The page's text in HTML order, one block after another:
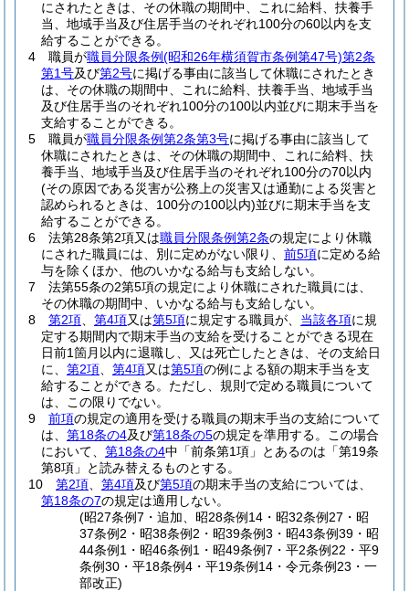
にされたときは、その休職の期間中、これに給料、扶養手
当、地域手当及び住居手当のそれぞれ100分の60以内を支
給することができる。
4
職員が職員分限条例(昭和26年横須賀市条例第47号)第2条
第1号及び第2号に掲げる事由に該当して休職にされたとき
は、その休職の期間中、これに給料、扶養手当、地域手当
及び住居手当のそれぞれ100分の100以内並びに期末手当を
支給することができる。
5
職員が職員分限条例第2条第3号に掲げる事由に該当して
休職にされたときは、その休職の期間中、これに給料、扶
養手当、地域手当及び住居手当のそれぞれ100分の70以内
(その原因である災害が公務上の災害又は通勤による災害と
認められるときは、100分の100以内)並びに期末手当を支
給することができる。
6
法第28条第2項又は職員分限条例第2条の規定により休職
にされた職員には、別に定めがない限り、 前5項に定める給
与を除くほか、他のいかなる給与も支給しない。
7
法第55条の2第5項の規定により休職にされた職員には、
その休職の期間中、いかなる給与も支給しない。
8
第2項 第4項又は第5項に規定する職員が、 当該各項に規
定する期間内で期末手当の支給を受けることができる現在
日前1箇月以内に退職し、又は死亡したときは、その支給日
に、 第2項 第4項又は第5項の例による額の期末手当を支
給することができる。 ただし、規則で定める職員について
は、この限りでない。
9
前項の規定の適用を受ける職員の期末手当の支給について
は、 第18条の4及び第18条の5の規定を準用する。
この場合
において、 第18条の4中「前条第1項」とあるのは「第19条
第8項」と読み替えるものとする。
10
第2項 第4項及び第5項の期末手当の支給については、
第18条の7の規定は適用しない。
(昭27条例7・追加、昭28条例14・昭32条例27・昭
37条例2・昭38条例2・昭39条例3・昭43条例39・昭
44条例1・昭46条例1・昭49条例7・平2条例22・平9
条例30・平18条例4・平19条例14・令元条例23・一
部改正)